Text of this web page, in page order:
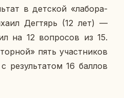
в дет­ской «ла­бо­ра­
Дег­тярь (12 лет) —
на 12 во­про­сов из 15.
пять участ­ни­ков
ре­зуль­та­том 16 баллов